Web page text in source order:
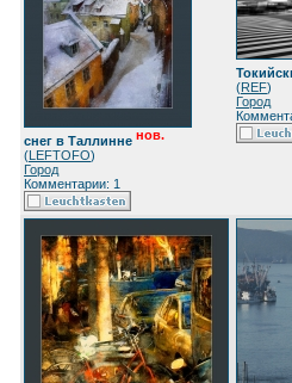
снег в Таллинне нов.
(LEFTOFO)
Город
Комментарии: 1
(REF)
Город